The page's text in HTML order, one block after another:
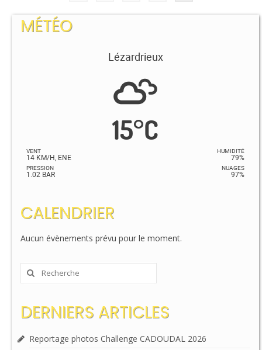
MÉTÉO
Lézardrieux
15°C
VENT
14 KM/H, ENE
PRESSION
1.02 BAR
HUMIDITÉ
79%
NUAGES
97%
CALENDRIER
Aucun évènements prévu pour le moment.
Rechercher
:
DERNIERS ARTICLES
Reportage photos Challenge CADOUDAL 2026